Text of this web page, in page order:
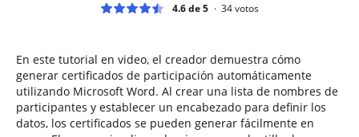
4.6 de 5 34votos
En este tutorial en video, el creador demuestra cómo
generar certificados de participación automáticamente
utilizando Microsoft Word. Al crear una lista de nombres de
participantes y establecer un encabezado para definir los
datos, los certificados se pueden generar fácilmente en